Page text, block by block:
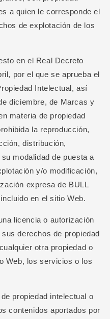
a quien le corresponde el
de explotación de los
en el Real Decreto
por el que se aprueba el
Intelectual, así
diciembre, de Marcas y
materia de propiedad
la reproducción,
distribución,
modalidad de puesta a
y/o modificación,
expresa de BULL
en el sitio Web.
licencia o autorización
derechos de propiedad
otra propiedad o
Web, los servicios o los
propiedad intelectual o
contenidos aportados por